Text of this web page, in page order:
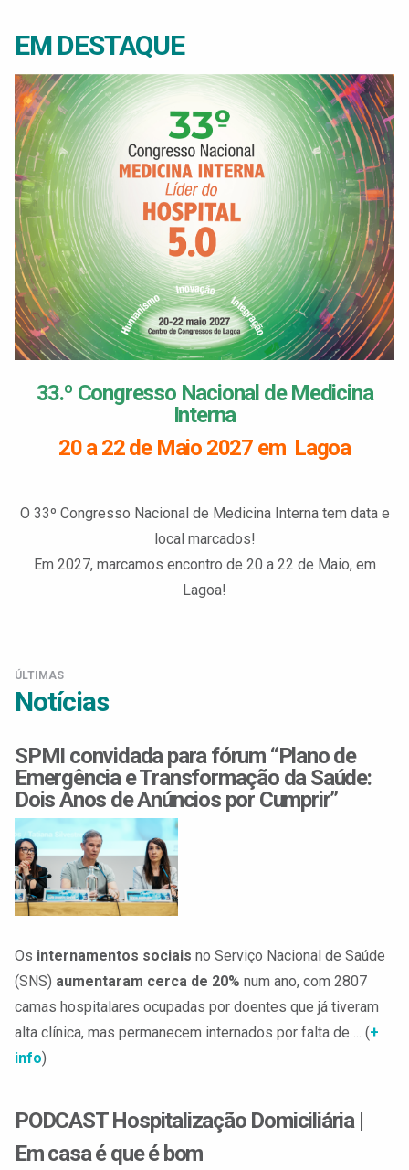
EM DESTAQUE
33.º Congresso Nacional de Medicina
Interna
20 a 22 de Maio 2027 em Lagoa
O 33º Congresso Nacional de Medicina Interna tem data e
local marcados!
Em 2027, marcamos encontro de 20 a 22 de Maio, em
Lagoa!
ÚLTIMAS
Notícias
SPMI convidada para fórum “Plano de
Emergência e Transformação da Saúde:
Dois Anos de Anúncios por Cumprir”
Os internamentos sociais no Serviço Nacional de Saúde
(SNS) aumentaram cerca de 20% num ano, com 2807
camas hospitalares ocupadas por doentes que já tiveram
alta clínica, mas permanecem internados por falta de ... (+
info)
PODCAST Hospitalização Domiciliária |
Em casa é que é bom